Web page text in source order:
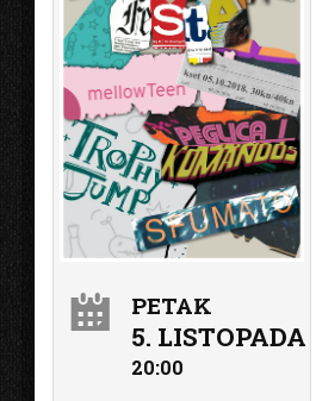
PETAK
5. LISTOPADA
20:00